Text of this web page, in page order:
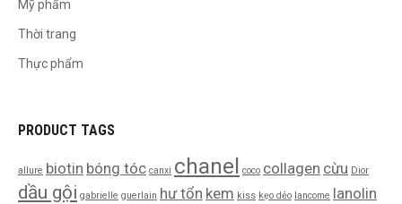
Mỹ phẩm
Thời trang
Thực phẩm
PRODUCT TAGS
allure biotin bóng tóc canxi chanel coco collagen cừu Dior
dầu gội gabrielle guerlain hư tổn kem kiss kẹo dẻo lancome lanolin